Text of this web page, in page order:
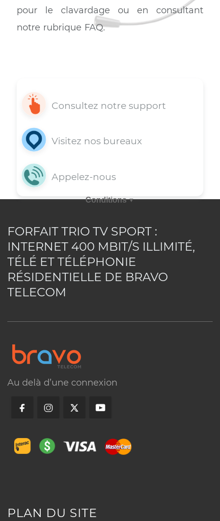
FORFAIT TRIO TV SPORT :
INTERNET 400 MBIT/S ILLIMITÉ,
TÉLÉ ET TÉLÉPHONIE
RÉSIDENTIELLE DE BRAVO
TELECOM
Au delà d’une connexion
PLAN DU SITE
contrôle parental.
Support 7j/7
Vous avez une question? Obtenez
maintenant une assistance rapide
appelant nos agents au 514-227-4647
en envoyant votre requête par
pour le clavardage ou en
notre rubrique FAQ.
Consultez notre support
Visitez nos bureaux
Conditions
Réseau ou technologie :